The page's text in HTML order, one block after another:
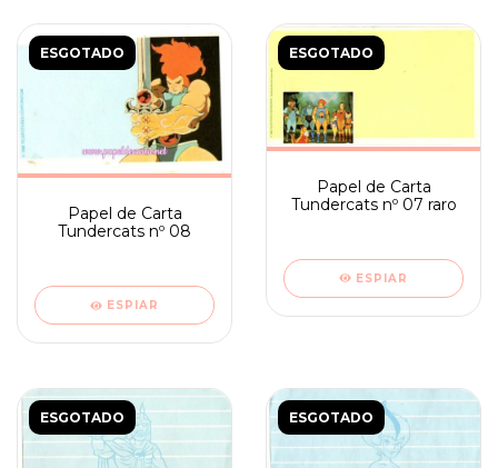
ESGOTADO
Papel de Carta
Tundercats nº 08
ESPIAR
ESGOTADO
Papel de Carta
Tundercats nº 07 raro
ESPIAR
ESGOTADO ESGOTADO